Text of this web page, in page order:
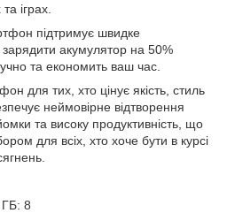
іграх.
підтримує швидке
акумулятор на 50%
та економить ваш час.
для тих, хто цінує якість, стиль
неймовірне відтворення
та високу продуктивність, що
для всіх, хто хоче бути в курсі
8